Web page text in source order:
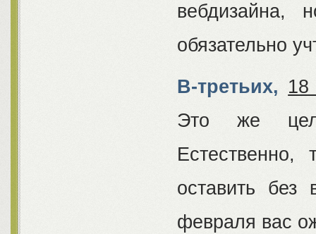
вебдизайна,
обязательно
В-третьих,
Это же
оставить без
февраля вас